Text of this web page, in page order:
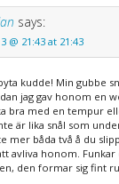
says:
@ 21:43 at 21:43
kudde! Min gubbe
jag gav honom en
bra med en tempur
är lika snål som
mer båda två å du
avliva honom.
den formar sig fint